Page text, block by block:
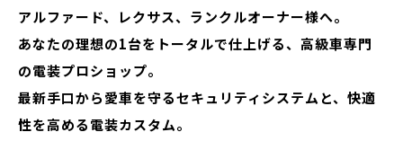
アルファード、レクサス、ランクルオーナー様へ。
あなたの理想の1台をトータルで仕上げる、高級車専門
の電装プロショップ。
最新手口から愛車を守るセキュリティシステムと、快適
性を高める電装カスタム。